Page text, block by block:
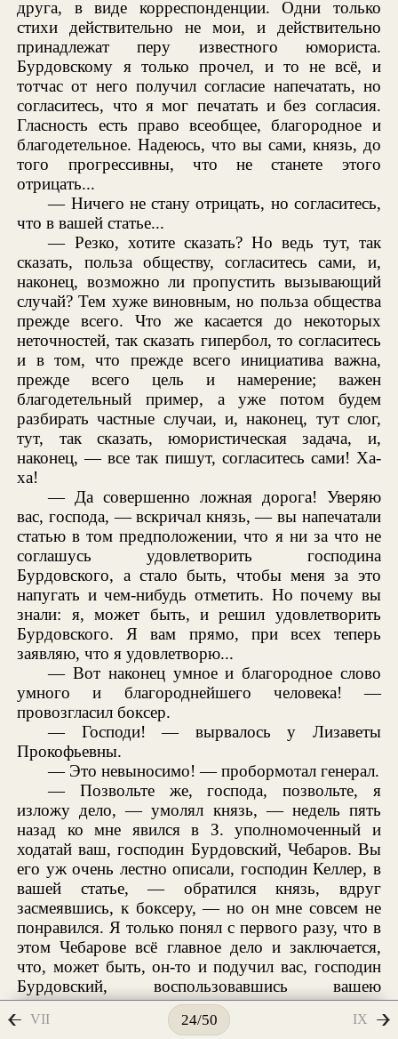
друга, в виде корреспонденции. Одни только
стихи действительно не мои, и действительно
принадлежат перу известного юмориста.
Бурдовскому я только прочел, и то не всё, и
тотчас от него получил согласие напечатать, но
согласитесь, что я мог печатать и без согласия.
Гласность есть право всеобщее, благородное и
благодетельное. Надеюсь, что вы сами, князь, до
того прогрессивны, что не станете этого
отрицать...
— Ничего не стану отрицать, но согласитесь,
что в вашей статье...
— Резко, хотите сказать? Но ведь тут, так
сказать, польза обществу, согласитесь сами, и,
наконец, возможно ли пропустить вызывающий
случай? Тем хуже виновным, но польза общества
прежде всего. Что же касается до некоторых
неточностей, так сказать гипербол, то согласитесь
и в том, что прежде всего инициатива важна,
прежде всего цель и намерение; важен
благодетельный пример, а уже потом будем
разбирать частные случаи, и, наконец, тут слог,
тут, так сказать, юмористическая задача, и,
наконец, — все так пишут, согласитесь сами! Ха-
ха!
— Да совершенно ложная дорога! Уверяю
вас, господа, — вскричал князь, — вы напечатали
статью в том предположении, что я ни за что не
соглашусь удовлетворить господина
Бурдовского, а стало быть, чтобы меня за это
напугать и чем-нибудь отметить. Но почему вы
знали: я, может быть, и решил удовлетворить
Бурдовского. Я вам прямо, при всех теперь
заявляю, что я удовлетворю...
— Вот наконец умное и благородное слово
умного и благороднейшего человека! —
провозгласил боксер.
— Господи! — вырвалось у Лизаветы
Прокофьевны.
— Это невыносимо! — пробормотал генерал.
— Позвольте же, господа, позвольте, я
изложу дело, — умолял князь, — недель пять
назад ко мне явился в З. уполномоченный и
ходатай ваш, господин Бурдовский, Чебаров. Вы
его уж очень лестно описали, господин Келлер, в
вашей статье, — обратился князь, вдруг
засмеявшись, к боксеру, — но он мне совсем не
понравился. Я только понял с первого разу, что в
этом Чебарове всё главное дело и заключается,
что, может быть, он-то и подучил вас, господин
Бурдовский, воспользовавшись вашею
простотой, начать это всё, если говорить
откровенно.
VII 24/50 IX